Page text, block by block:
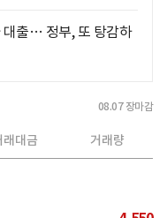
대출… 정부, 또 탕감하
08.07 장마감
래대금 거래량